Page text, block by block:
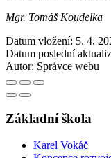
Mgr. Tomáš Koudelka
Datum vložení: 5. 4.
Datum poslední
Autor: Správce webu
Základní škola
Karel Vokáč